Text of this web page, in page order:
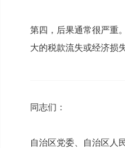
第四，后果通常很严重
大的税款流失或经济损
同志们：
自治区党委、自治区人